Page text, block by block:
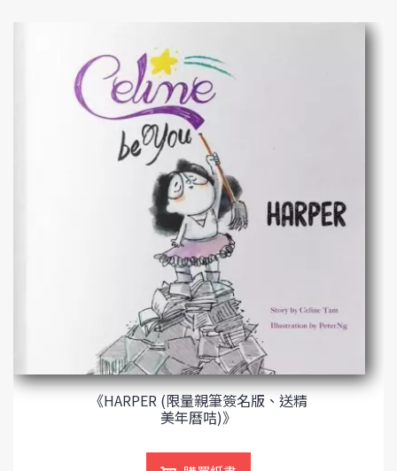
《HARPER (限量親筆簽名版、送精
美年曆咭)》